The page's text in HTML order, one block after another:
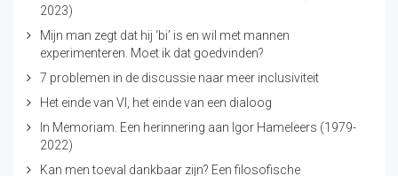
2023)
Mijn man zegt dat hij ‘bi’ is en wil met mannen
experimenteren. Moet ik dat goedvinden?
7 problemen in de discussie naar meer inclusiviteit
Het einde van VI, het einde van een dialoog
In Memoriam. Een herinnering aan Igor Hameleers (1979-
2022)
Kan men toeval dankbaar zijn? Een filosofische